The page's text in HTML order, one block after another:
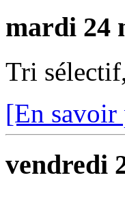
mardi 24
Tri
[En savoir
vendredi